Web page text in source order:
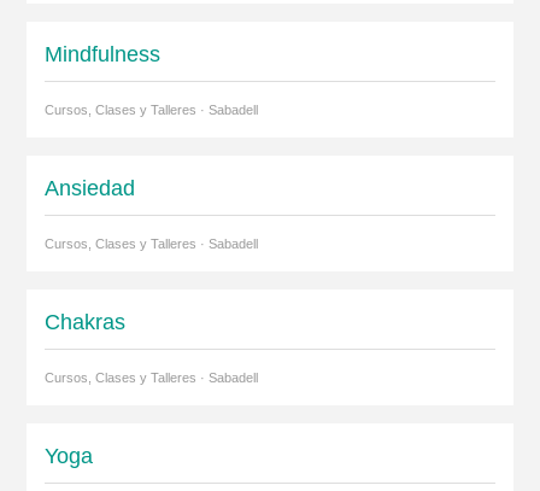
Mindfulness
Cursos, Clases y Talleres · Sabadell
Ansiedad
Cursos, Clases y Talleres · Sabadell
Chakras
Cursos, Clases y Talleres · Sabadell
Yoga